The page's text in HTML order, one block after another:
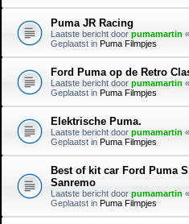
Puma JR Racing
Laatste bericht door pumamartin «
Geplaatst in Puma Filmpjes
Ford Puma op de Retro
Laatste bericht door pumamartin «
Geplaatst in Puma Filmpjes
Elektrische Puma.
Laatste bericht door pumamartin «
Geplaatst in Puma Filmpjes
Best of kit car Ford Puma
Sanremo
Laatste bericht door pumamartin «
Geplaatst in Puma Filmpjes